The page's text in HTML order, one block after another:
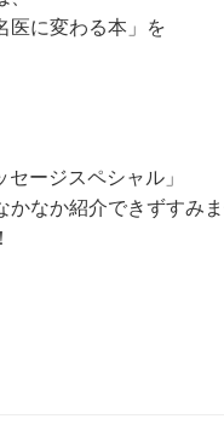
医に変わる本」を
ージスペシャル」
なか紹介できずすみま